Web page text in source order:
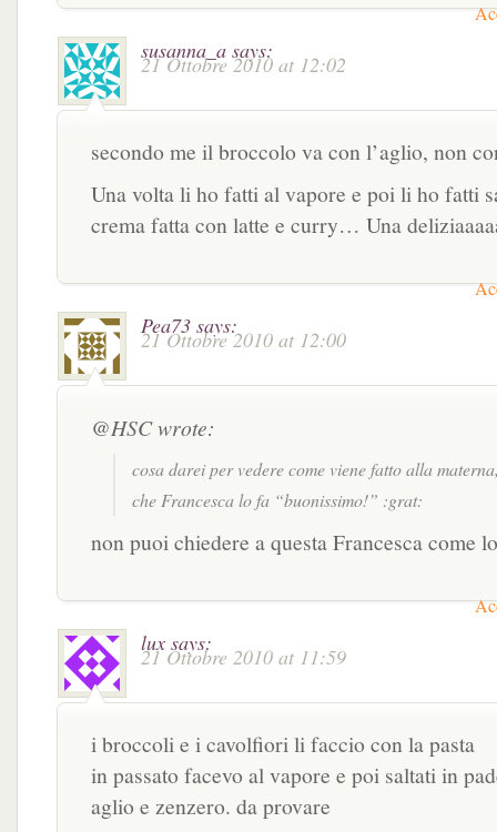
susanna_a says:
21 Ottobre 2010 at 12:02
secondo me il broccolo va con l’aglio, non
Una volta li ho fatti al vapore e poi li ho fatti
crema fatta con latte e curry… Una
Pea73 says:
21 Ottobre 2010 at 12:00
@HSC wrote:
cosa darei per vedere come viene fatto alla
che Francesca lo fa “buonissimo!” :grat:
non puoi chiedere a questa Francesca come
lux says:
21 Ottobre 2010 at 11:59
i broccoli e i cavolfiori li faccio con la pasta
in passato facevo al vapore e poi saltati in
aglio e zenzero. da provare